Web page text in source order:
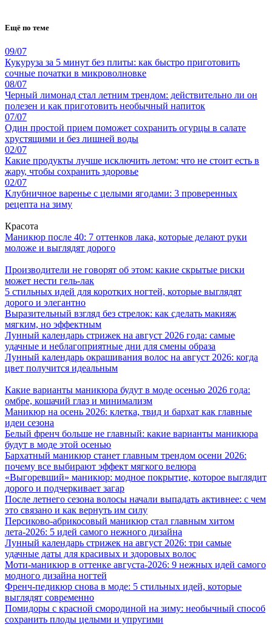
Ещё по теме
09/07
Кукуруза за 5 минут без плиты: как быстро приготовить
сочные початки в микроволновке
08/07
Черный лимонад стал летним трендом: действительно ли он
полезен и как приготовить необычный напиток
07/07
Один простой прием поможет сохранить огурцы в салате
хрустящими и без лишней воды
02/07
Какие продукты лучше исключить летом: что не стоит есть в
жару, чтобы сохранить здоровье
02/07
Клубничное варенье с целыми ягодами: 3 проверенных
рецепта на зиму
Красота
Маникюр после 40: 7 оттенков лака, которые делают руки
моложе и выглядят дорого
Производители не говорят об этом: какие скрытые риски
может нести гель-лак
5 стильных идей для коротких ногтей, которые выглядят
дорого и элегантно
Выразительный взгляд без стрелок: как сделать макияж
мягким, но эффектным
Лунный календарь стрижек на август 2026 года: самые
удачные и неблагоприятные дни для смены образа
Лунный календарь окрашивания волос на август 2026: когда
цвет получится идеальным
Какие варианты маникюра будут в моде осенью 2026 года:
омбре, кошачий глаз и минимализм
Маникюр на осень 2026: клетка, твид и бархат как главные
идеи сезона
Белый френч больше не главный: какие варианты маникюра
будут в моде этой осенью
Бархатный маникюр станет главным трендом осени 2026:
почему все выбирают эффект мягкого велюра
«Выгоревший» маникюр: модное покрытие, которое выглядит
дорого и подчеркивает загар
После летнего сезона волосы начали выпадать активнее: с чем
это связано и как вернуть им силу
Персиково-абрикосовый маникюр стал главным хитом
лета-2026: 5 идей самого нежного дизайна
Лунный календарь стрижек на август 2026: три самые
удачные даты для красивых и здоровых волос
Моти-маникюр в оттенке августа-2026: 9 нежных идей самого
модного дизайна ногтей
Френч-педикюр снова в моде: 5 стильных идей, которые
выглядят современно
Помидоры с красной смородиной на зиму: необычный способ
сохранить плоды целыми и упругими